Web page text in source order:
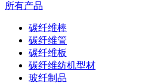
所有产品
碳纤维棒
碳纤维管
碳纤维板
碳纤维纺机型材
玻纤制品